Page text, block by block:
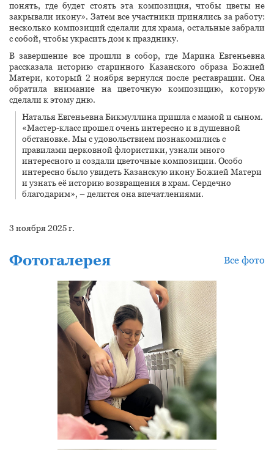
понять, где будет стоять эта композиция, чтобы цветы не
закрывали икону». Затем все участники принялись за работу:
несколько композиций сделали для храма, остальные забрали
с собой, чтобы украсить дом к празднику.
В завершение все прошли в собор, где Марина Евгеньевна
рассказала историю старинного Казанского образа Божией
Матери, который 2 ноября вернулся после реставрации. Она
обратила внимание на цветочную композицию, которую
сделали к этому дню.
Наталья Евгеньевна Бикмуллина пришла с мамой и сыном.
«Мастер-класс прошел очень интересно и в душевной
обстановке. Мы с удовольствием познакомились с
правилами церковной флористики, узнали много
интересного и создали цветочные композиции. Особо
интересно было увидеть Казанскую икону Божией Матери
и узнать её историю возвращения в храм. Сердечно
благодарим», – делится она впечатлениями.
3 ноября 2025 г.
Фотогалерея Все фото